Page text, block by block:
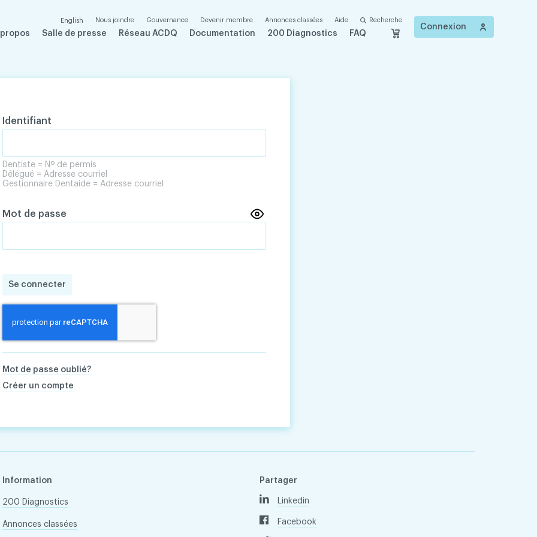
English Nous joindre Gouvernance Devenir membre Annonces classées Aide Recherche
Salle de presse Réseau ACDQ Documentation 200 Diagnostics FAQ
Connexion
Identifiant
Dentiste = Nº de permis
Délégué = Adresse courriel
Gestionnaire Dentaide = Adresse courriel
Mot de passe
Se connecter
Mot de passe oublié?
Créer un compte
Information
200 Diagnostics
Annonces classées
Partager
Linkedin
Facebook